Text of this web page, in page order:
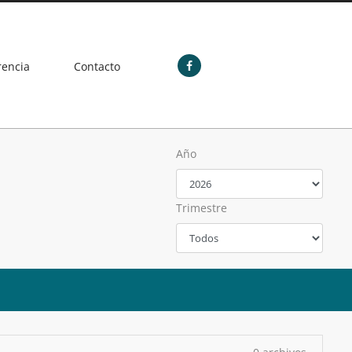
Contacto
Año
Trimestre